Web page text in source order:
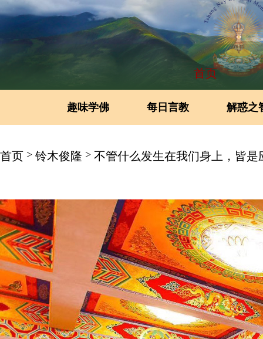
首页
趣味学佛 每日言教 解惑之
首页 > 铃木俊隆 > 不管什么发生在我们身上，皆是